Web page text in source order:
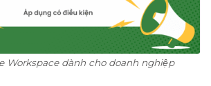
Workspace dành cho doanh nghiệp